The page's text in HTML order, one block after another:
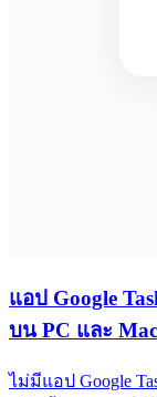
แอป Google
บน PC และ
ไม่มีแอป Google